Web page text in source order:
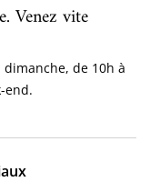
Venez vite
de 10h à
end.